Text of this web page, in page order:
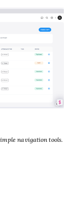
navigation tools.